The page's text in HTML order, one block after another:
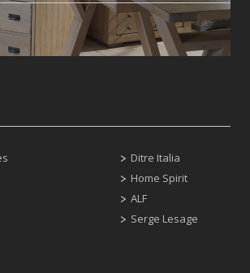
Ditre Italia
Home Spirit
ALF
Serge Lesage